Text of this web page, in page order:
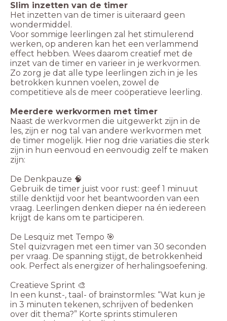
Slim inzetten van de timer
Het inzetten van de timer is uiteraard geen
wondermiddel.
Voor sommige leerlingen zal het stimulerend
werken, op anderen kan het een verlammend
effect hebben. Wees daarom creatief met de
inzet van de timer en varieer in je werkvormen.
Zo zorg je dat alle type leerlingen zich in je les
betrokken kunnen voelen, zowel de
competitieve als de meer coöperatieve leerling.
Meerdere werkvormen met timer
Naast de werkvormen die uitgewerkt zijn in de
les, zijn er nog tal van andere werkvormen met
de timer mogelijk. Hier nog drie variaties die sterk
zijn in hun eenvoud en eenvoudig zelf te maken
zijn:
De Denkpauze 🧠
Gebruik de timer juist voor rust: geef 1 minuut
stille denktijd voor het beantwoorden van een
vraag. Leerlingen denken dieper na én iedereen
krijgt de kans om te participeren.
De Lesquiz met Tempo 🎯
Stel quizvragen met een timer van 30 seconden
per vraag. De spanning stijgt, de betrokkenheid
ook. Perfect als energizer of herhalingsoefening.
Creatieve Sprint 🎨
In een kunst-, taal- of brainstormles: “Wat kun je
in 3 minuten tekenen, schrijven of bedenken
over dit thema?” Korte sprints stimuleren